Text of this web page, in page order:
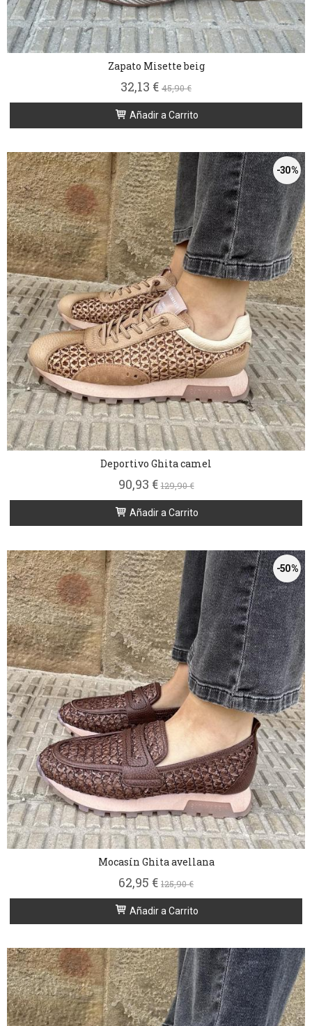
Zapato Misette beig
32,13 € 45,90 €
Añadir a Carrito
-30 %
Deportivo Ghita camel
90,93 €129,90 €
Añadir a Carrito
-50 %
Mocasín Ghita avellana
62,95 € 125,90 €
Añadir a Carrito